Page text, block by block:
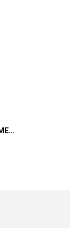
PIERRE FABRE MÉDICAMENT